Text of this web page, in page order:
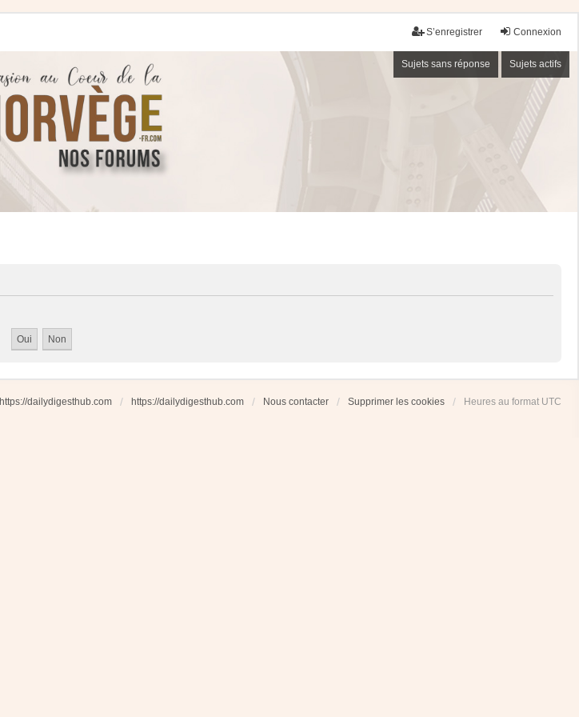
Connexion
S’enregistrer
Sujets sans réponse Sujets actifs
https://dailydigesthub.com https://dailydigesthub.com Nous contacter Supprimer les cookies Heures au format UTC